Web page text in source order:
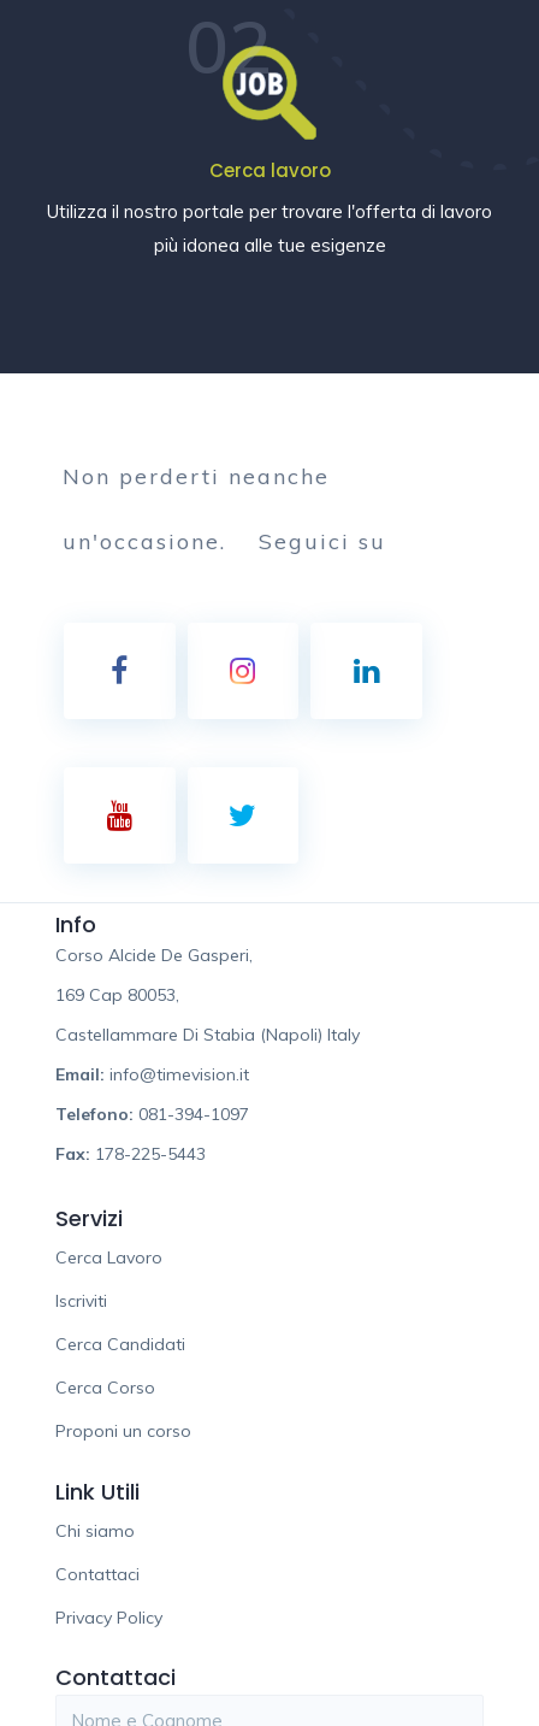
02
Cerca lavoro
Utilizza il nostro portale per trovare l'offerta di lavoro
più idonea alle tue esigenze
Non perderti neanche
un'occasione. Seguici su
Info
Corso Alcide De Gasperi,
169 Cap 80053,
Castellammare Di Stabia (Napoli) Italy
Email: info@timevision.it
Telefono: 081-394-1097
Fax: 178-225-5443
Servizi
Cerca Lavoro
Iscriviti
Cerca Candidati
Cerca Corso
Proponi un corso
Link Utili
Chi siamo
Contattaci
Privacy Policy
Contattaci